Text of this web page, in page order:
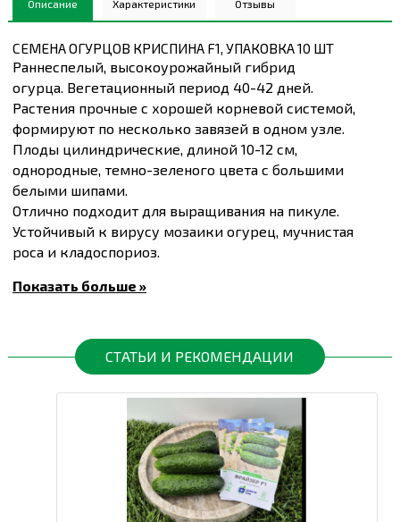
Описание Характеристики Отзывы
СЕМЕНА ОГУРЦОВ КРИСПИНА F1, УПАКОВКА 10 ШТ
Раннеспелый, высокоурожайный гибрид
огурца. Вегетационный период 40-42 дней.
Растения прочные с хорошей корневой системой,
формируют по несколько завязей в одном узле.
Плоды цилиндрические, длиной 10-12 см,
однородные, темно-зеленого цвета с большими
белыми шипами.
Отлично подходит для выращивания на пикуле.
Устойчивый к вирусу мозаики огурец, мучнистая
роса и кладоспориоз.
открытом грунте.
и другие товары по доступным ценам Вы можете в
интернет-магазинеСпектр Садс доставкой в Киев и
другие города по всей территории Украины.
Показать больше »
СТАТЬИ И РЕКОМЕНДАЦИИ